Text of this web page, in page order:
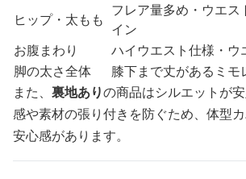
ヒップ・太もも
フレア量多め・ウエス
イン
お腹まわり
ハイウエスト仕様・ウ
脚の太さ全体
膝下まで丈があるミモ
また、 裏地ありの商品はシルエットが
感や素材の張り付きを防ぐため、体型
安心感があります。